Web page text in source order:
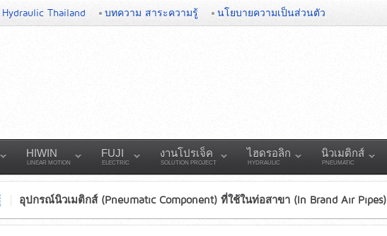
Hydraulic Thailand บทความ สาระความรู้ นโยบายความเป็นส่วนตัว
HIWIN
LINEAR MOTION
FUJI
ELECTRIC
งานโปรเจ็ค
SOLUTION PROJECT
ไฮดรอลิก
HYDRAULIC
นิวเมติกส์
PNEUMATIC
อุปกรณ์นิวเมติกส์ (Pneumatic Component) ที่ใช้ในท่อสาขา (In Brand Air Pipes)